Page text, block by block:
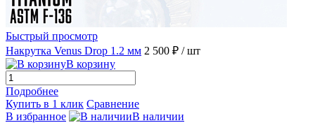
Быстрый просмотр
Накрутка Venus Drop 1.2 мм 2 500 ₽ / шт
В корзину
Подробнее
Купить в 1 клик Сравнение
В избранное
В наличии